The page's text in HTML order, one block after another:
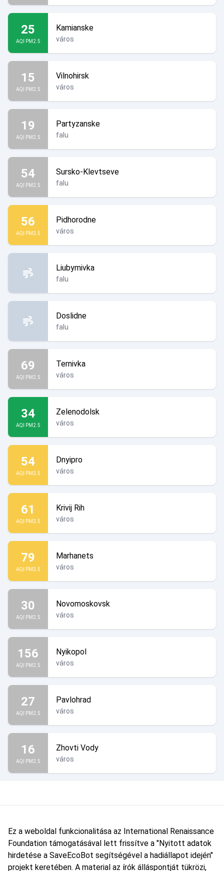
25
AQI PM2.5
Kamianske
város
15
AQI PM2.5
Vilnohirsk
város
19
AQI PM2.5
Partyzanske
falu
54
AQI PM2.5
Sursko-Klevtseve
falu
56
AQI PM2.5
Pidhorodne
város
Liubymivka
falu
Doslidne
falu
69
AQI PM2.5
Ternivka
város
34
AQI PM2.5
Zelenodolsk
város
54
AQI PM2.5
Dnyipro
város
61
AQI PM2.5
Krivij Rih
város
79
AQI PM2.5
Marhanets
város
30
AQI PM2.5
Novomoskovsk
város
156
AQI PM2.5
Nyikopol
város
27
AQI PM2.5
Pavlohrad
város
16
AQI PM2.5
Zhovti Vody
város
Ez a weboldal funkcionalitása az International Renaissance
Foundation támogatásával lett frissítve a "Nyitott adatok
hirdetése a SaveEcoBot segítségével a hadiállapot idején"
projekt keretében. A material az írók álláspontját tükrözi,